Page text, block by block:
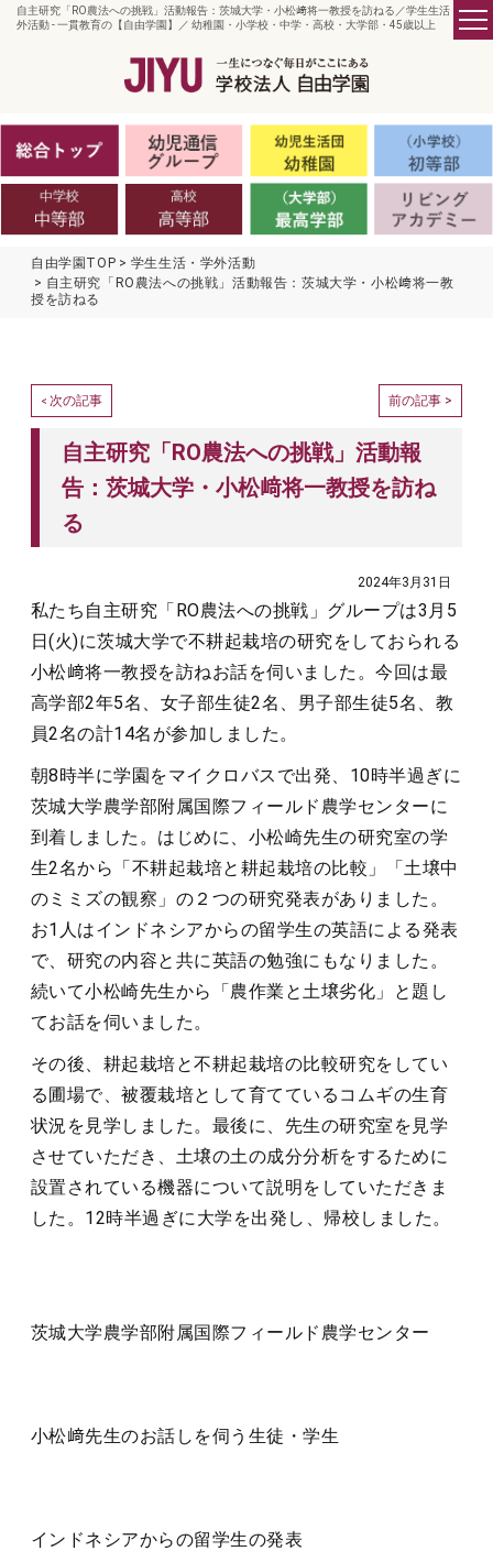
自主研究「RO農法への挑戦」活動報告：茨城大学・小松﨑将一教授を訪ねる／学生生活・学
外活動 - 一貫教育の【自由学園】／ 幼稚園・小学校・中学・高校・大学部・45歳以上
自由学園TOP
学生生活・学外活動
自主研究「RO農法への挑戦」活動報告：茨城大学・小松﨑将一教
授を訪ねる
< 次の記事 前の記事 >
自主研究「RO農法への挑戦」活動報
告：茨城大学・小松﨑将一教授を訪ね
る
2024年3月31日
私たち自主研究「RO農法への挑戦」グループは3月5
日(火)に茨城大学で不耕起栽培の研究をしておられる
小松﨑将一教授を訪ねお話を伺いました。今回は最
高学部2年5名、女子部生徒2名、男子部生徒5名、教
員2名の計14名が参加しました。
朝8時半に学園をマイクロバスで出発、10時半過ぎに
茨城大学農学部附属国際フィールド農学センターに
到着しました。はじめに、小松崎先生の研究室の学
生2名から「不耕起栽培と耕起栽培の比較」「土壌中
のミミズの観察」の２つの研究発表がありました。
お1人はインドネシアからの留学生の英語による発表
で、研究の内容と共に英語の勉強にもなりました。
続いて小松崎先生から「農作業と土壌劣化」と題し
てお話を伺いました。
その後、耕起栽培と不耕起栽培の比較研究をしてい
る圃場で、被覆栽培として育てているコムギの生育
状況を見学しました。最後に、先生の研究室を見学
させていただき、土壌の土の成分分析をするために
設置されている機器について説明をしていただきま
した。12時半過ぎに大学を出発し、帰校しました。
茨城大学農学部附属国際フィールド農学センター
小松﨑先生のお話しを伺う生徒・学生
インドネシアからの留学生の発表